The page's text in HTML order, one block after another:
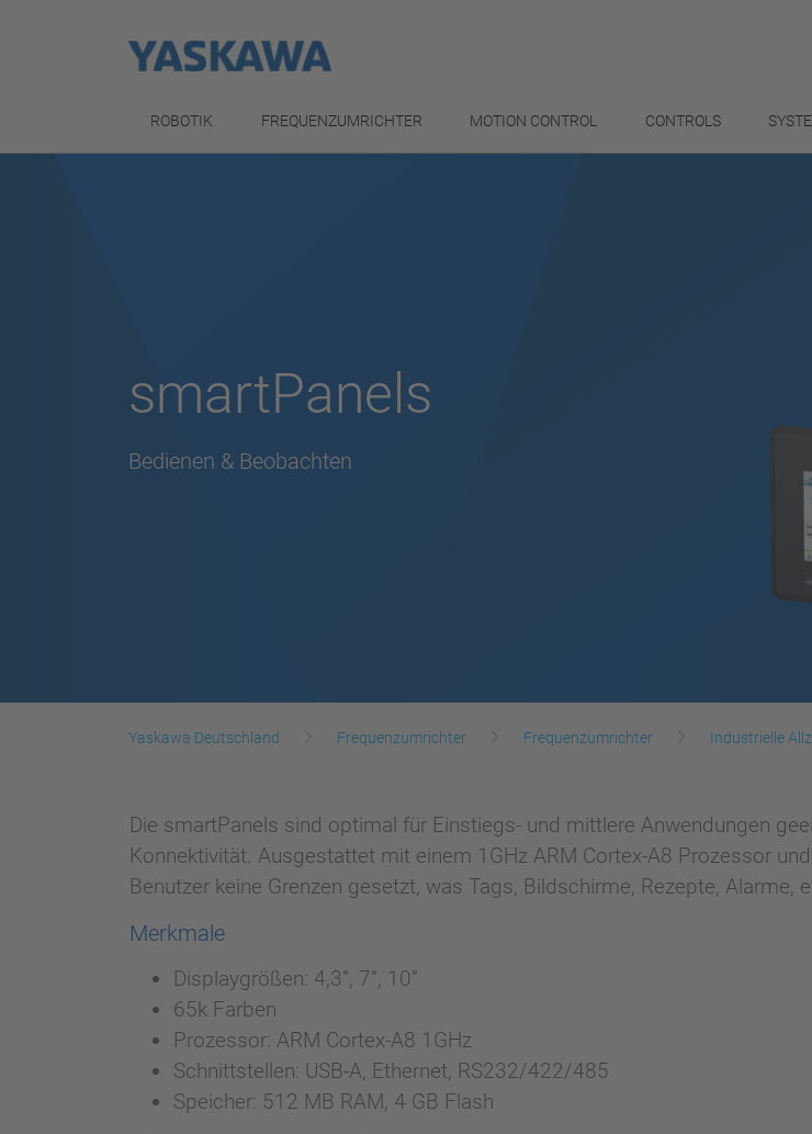
ROBOTIK FREQUENZUMRICHTER MOTION CONTROL CONTROLS
smartPanels
Bedienen & Beobachten
Yaskawa Deutschland Frequenzumrichter Frequenzumrichter Industrielle
Die smartPanels sind optimal für Einstiegs- und mittlere Anwendungen
Konnektivität. Ausgestattet mit einem 1GHz ARM Cortex-A8 Prozessor
Benutzer keine Grenzen gesetzt, was Tags, Bildschirme, Rezepte, Alarme,
Merkmale
Displaygrößen: 4,3”, 7”, 10”
65k Farben
Prozessor: ARM Cortex-A8 1GHz
Schnittstellen: USB-A, Ethernet, RS232/422/485
Speicher: 512 MB RAM, 4 GB Flash